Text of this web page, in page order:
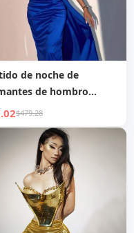
de noche de
de hombro
de alta gama para
$479.28